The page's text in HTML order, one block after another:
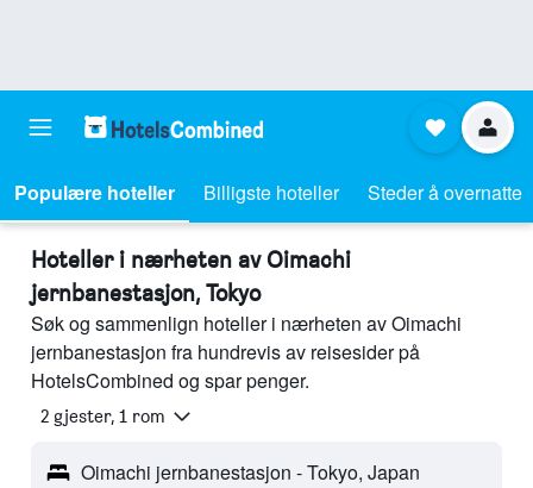
Populære hoteller Billigste hoteller Steder å overnatte
Hoteller i nærheten av Oimachi
jernbanestasjon, Tokyo
Søk og sammenlign hoteller i nærheten av Oimachi
jernbanestasjon fra hundrevis av reisesider på
HotelsCombined og spar penger.
2 gjester, 1 rom
Oimachi jernbanestasjon - Tokyo, Japan